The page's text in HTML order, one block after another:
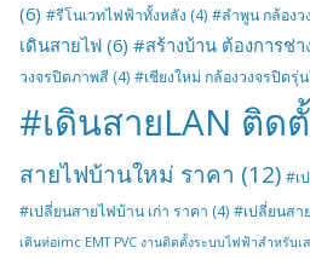
(6) #รีโนเวทไฟฟ้าทั้งหลัง (4) #ลำพูน กล้อง
เดินสายไฟ (6) #สร้างบ้าน ต้องการช่า
วงจรปิดภาพสี (4) #เชียงใหม่ กล้องวงจรปิดรุ่
#เดินสายLAN ติด
สายไฟบ้านใหม่ ราคา (12) #เ
#เปลี่ยนสายไฟบ้าน เก่า ราคา (4) #เปลี่ยนสา
เดินท่อimc EMT PVC งานติดตั้งระบบไฟฟ้าสำหรับ